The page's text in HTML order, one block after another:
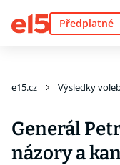
Předplatné
e15.cz Výsledky
Generál
názory a